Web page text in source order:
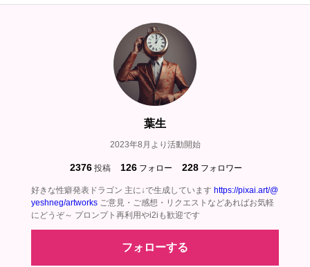
葉生
2023年8月より活動開始
2376 投稿 126 フォロー 228 フォロワー
好きな性癖発表ドラゴン 主に↓で生成しています https://pixai.art/@
yeshneg/artworksご意見・ご感想・リクエストなどあればお気軽
にどうぞ～ プロンプト再利用やi2iも歓迎です
フォローする